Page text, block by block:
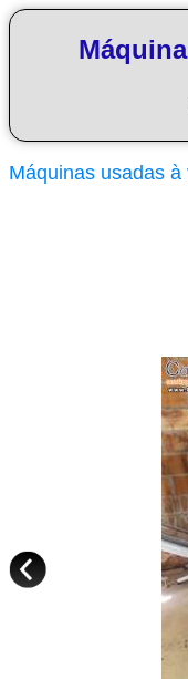
Máquinas usadas à